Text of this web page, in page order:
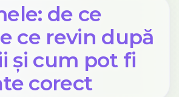
de ce
ce revin după
și cum pot fi
corect